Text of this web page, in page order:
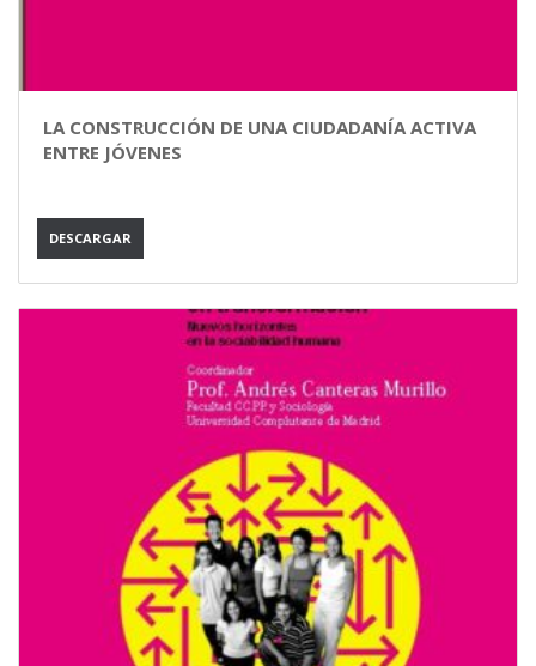
LA CONSTRUCCIÓN DE UNA CIUDADANÍA ACTIVA
ENTRE JÓVENES
DESCARGAR